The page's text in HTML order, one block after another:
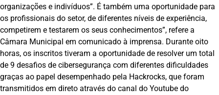
organizações e indivíduos”. É também uma oportunidade para
os profissionais do setor, de diferentes níveis de experiência,
competirem e testarem os seus conhecimentos”, refere a
Câmara Municipal em comunicado à imprensa. Durante oito
horas, os inscritos tiveram a oportunidade de resolver um total
de 9 desafios de cibersegurança com diferentes dificuldades
graças ao papel desempenhado pela Hackrocks, que foram
transmitidos em direto através do canal do Youtube do